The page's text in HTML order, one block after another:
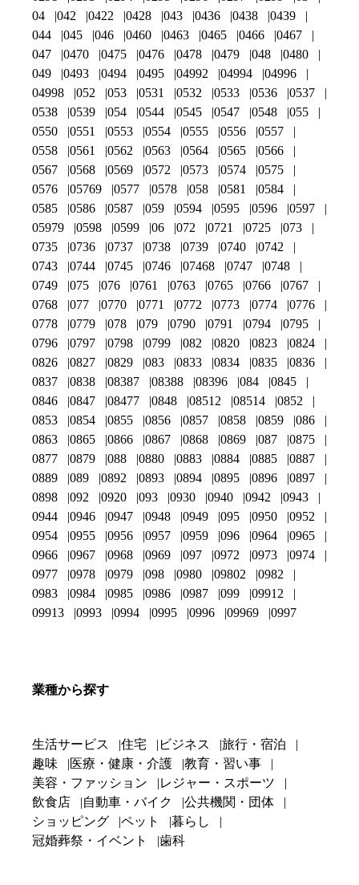
04
042 0422 0428 043 0436 0438
0439
044
045 046 0460 0463 0465 0466
0467
047
0470 0475 0476 0478 0479 048
0480
049
0493 0494 0495 04992 04994
04996
04998
052 053 0531 0532 0533 0536
0537
0538
0539 054 0544 0545 0547 0548
055
0550
0551 0553 0554 0555 0556
0557
0558
0561 0562 0563 0564 0565
0566
0567
0568 0569 0572 0573 0574
0575
0576
05769 0577 0578 058 0581
0584
0585
0586 0587 059 0594 0595 0596
0597
05979
0598 0599 06 072 0721 0725
073
0735
0736 0737 0738 0739 0740
0742
0743
0744 0745 0746 07468 0747
0748
0749
075 076 0761 0763 0765 0766
0767
0768
077 0770 0771 0772 0773 0774
0776
0778
0779 078 079 0790 0791 0794
0795
0796
0797 0798 0799 082 0820 0823
0824
0826
0827 0829 083 0833 0834 0835
0836
0837
0838 08387 08388 08396 084
0845
0846
0847 08477 0848 08512 08514
0852
0853
0854 0855 0856 0857 0858 0859
086
0863
0865 0866 0867 0868 0869 087
0875
0877
0879 088 0880 0883 0884 0885
0887
0889
089 0892 0893 0894 0895 0896
0897
0898
092 0920 093 0930 0940 0942
0943
0944
0946 0947 0948 0949 095 0950
0952
0954
0955 0956 0957 0959 096 0964
0965
0966
0967 0968 0969 097 0972 0973
0974
0977
0978 0979 098 0980 09802
0982
0983
0984 0985 0986 0987 099
09912
09913
0993 0994 0995 0996 09969 0997
業種から探す
生活サービス 住宅 ビジネス
旅行・宿泊
趣味
医療・健康・介護
教育・習い事
美容・ファッション
レジャー・スポーツ
飲食店
自動車・バイク
公共機関・団体
ショッピング
ペット
暮らし
冠婚葬祭・イベント
歯科